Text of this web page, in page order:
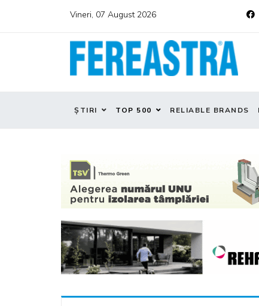
Vineri, 07 August 2026
ȘTIRI TOP 500 RELIABLE BRANDS